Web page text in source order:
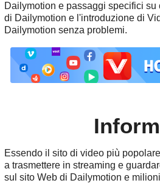
Türkçe
日本語
العربية
বাংলা
தமிழ்
اُردُو
हिंदी
Malaysia
Dailymotion e passaggi specifici
di Dailymotion e l'introduzione di
Dailymotion senza problemi.
Essendo il sito di video più
a trasmettere in streaming e
sul sito Web di Dailymotion e